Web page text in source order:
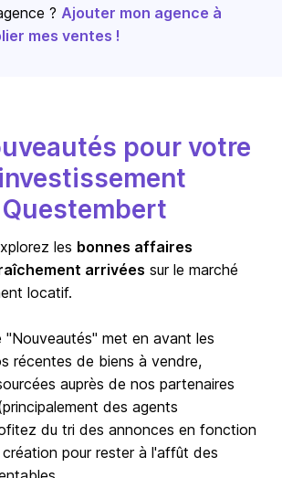
? Ajouter mon agence à
mes ventes !
pour votre
les bonnes affaires
arrivées sur le marché
locatif.
met en avant les
récentes de biens à vendre,
auprès de nos partenaires
des agents
du tri des annonces en fonction
pour rester à l'affût des